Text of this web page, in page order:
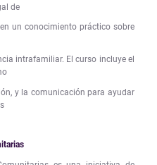
de
un conocimiento práctico sobre
intrafamiliar. El curso incluye el
y la comunicación para ayudar